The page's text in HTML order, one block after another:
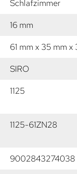
Schlafzimmer
16 mm
61 mm x 35 mm x
SIRO
1125
1125-61ZN28
9002843274038